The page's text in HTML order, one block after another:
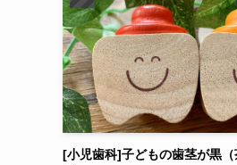
[小児歯科]子どもの歯茎が黒